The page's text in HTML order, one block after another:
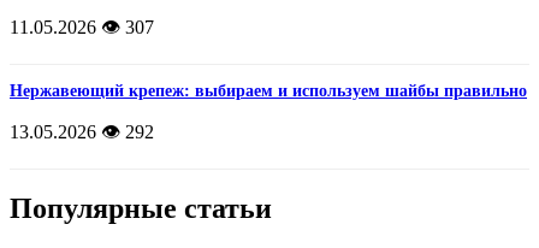
11.05.2026 👁️ 307
Нержавеющий крепеж: выбираем и используем шайбы правильно
13.05.2026 👁️ 292
Популярные статьи